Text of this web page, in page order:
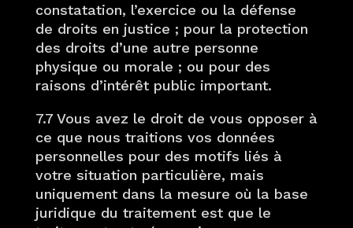
constatation, l’exercice ou la défense
de droits en justice ; pour la protection
des droits d’une autre personne
physique ou morale ; ou pour des
raisons d’intérêt public important.
7.7 Vous avez le droit de vous opposer à
ce que nous traitions vos données
personnelles pour des motifs liés à
votre situation particulière, mais
uniquement dans la mesure où la base
juridique du traitement est que le